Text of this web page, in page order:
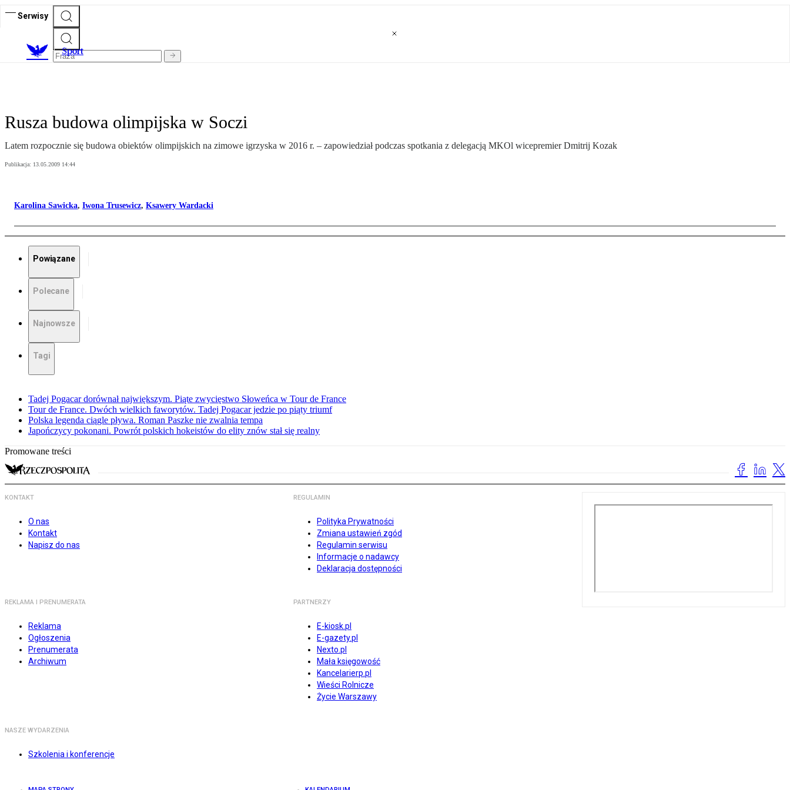
Serwisy
Sport
Rusza budowa olimpijska w Soczi
Latem rozpocznie się budowa obiektów olimpijskich na zimowe igrzyska w 2016 r. – zapowiedział podczas spotkania z delegacją MKOl wicepremier Dmitrij Kozak
Publikacja: 13.05.2009 14:44
Karolina Sawicka, Iwona Trusewicz, Ksawery Wardacki
Powiązane
Polecane
Najnowsze
Tagi
Tadej Pogacar dorównał największym. Piąte zwycięstwo Słoweńca w Tour de France
Tour de France. Dwóch wielkich faworytów. Tadej Pogacar jedzie po piąty triumf
Polska legenda ciągle pływa. Roman Paszke nie zwalnia tempa
Japończycy pokonani. Powrót polskich hokeistów do elity znów stał się realny
Promowane treści
KONTAKT
O nas
Kontakt
Napisz do nas
REGULAMIN
Polityka Prywatności
Zmiana ustawień zgód
Regulamin serwisu
Informacje o nadawcy
Deklaracja dostępności
REKLAMA I PRENUMERATA
Reklama
Ogłoszenia
Prenumerata
Archiwum
PARTNERZY
E-kiosk.pl
E-gazety.pl
Nexto.pl
Mała księgowość
Kancelarierp.pl
Wieści Rolnicze
Życie Warszawy
NASZE WYDARZENIA
Szkolenia i konferencje